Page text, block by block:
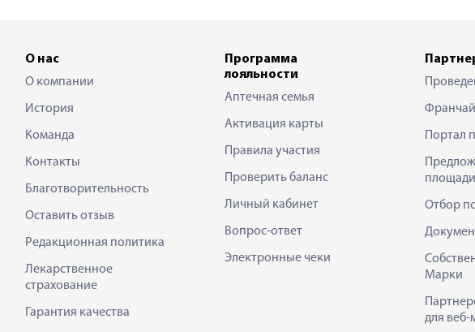
О нас
О компании
История
Команда
Контакты
Благотворительность
Оставить отзыв
Редакционная политика
Лекарственное
страхование
Гарантия качества
Программа
лояльности
Аптечная семья
Активация карты
Правила участия
Проверить баланс
Личный кабинет
Вопрос-ответ
Электронные чеки
Портал
Отбор
Марки
для веб-